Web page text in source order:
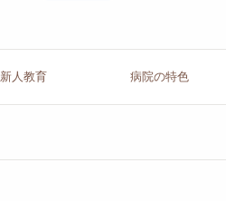
新人教育 病院の特色